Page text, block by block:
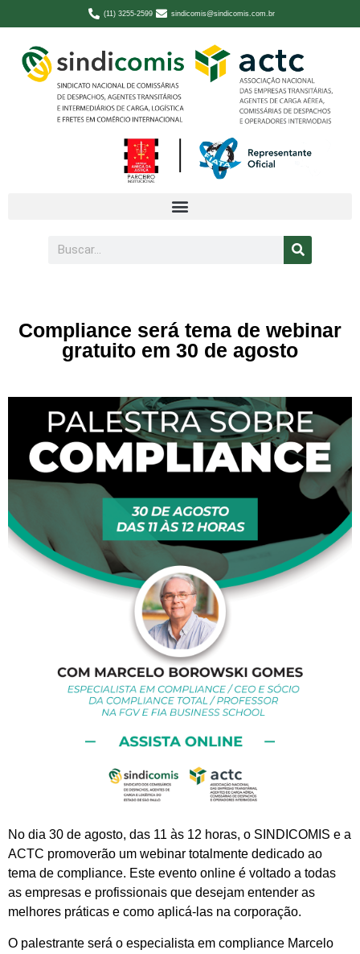
(11) 3255-2599 sindicomis@sindicomis.com.br
Compliance será tema de webinar
gratuito em 30 de agosto
No dia 30 de agosto, das 11 às 12 horas, o SINDICOMIS e a
ACTC promoverão um webinar totalmente dedicado ao
tema de compliance. Este evento online é voltado a todas
as empresas e profissionais que desejam entender as
melhores práticas e como aplicá-las na corporação.
O palestrante será o especialista em compliance Marcelo